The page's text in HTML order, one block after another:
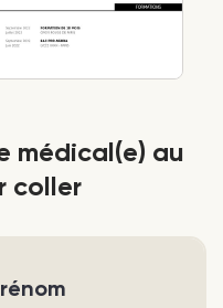
médical(e) au
coller